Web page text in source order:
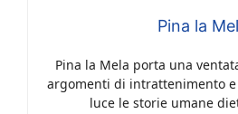
Pina la
Pina la Mela porta una
argomenti di intrattenimento
luce le storie umane